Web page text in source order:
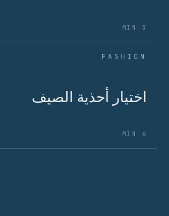
3 MIN
FASHION
اختيار أحذية الصيف
6 MIN